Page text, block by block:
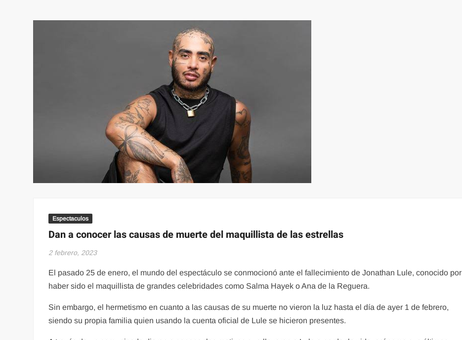
Espectaculos
Dan a conocer las causas de muerte del maquillista de las estrellas
2 febrero, 2023
El pasado 25 de enero, el mundo del espectáculo se conmocionó ante el fallecimiento de Jonathan Lule, conocido por
haber sido el maquillista de grandes celebridades como Salma Hayek o Ana de la Reguera.
Sin embargo, el hermetismo en cuanto a las causas de su muerte no vieron la luz hasta el día de ayer 1 de febrero,
siendo su propia familia quien usando la cuenta oficial de Lule se hicieron presentes.